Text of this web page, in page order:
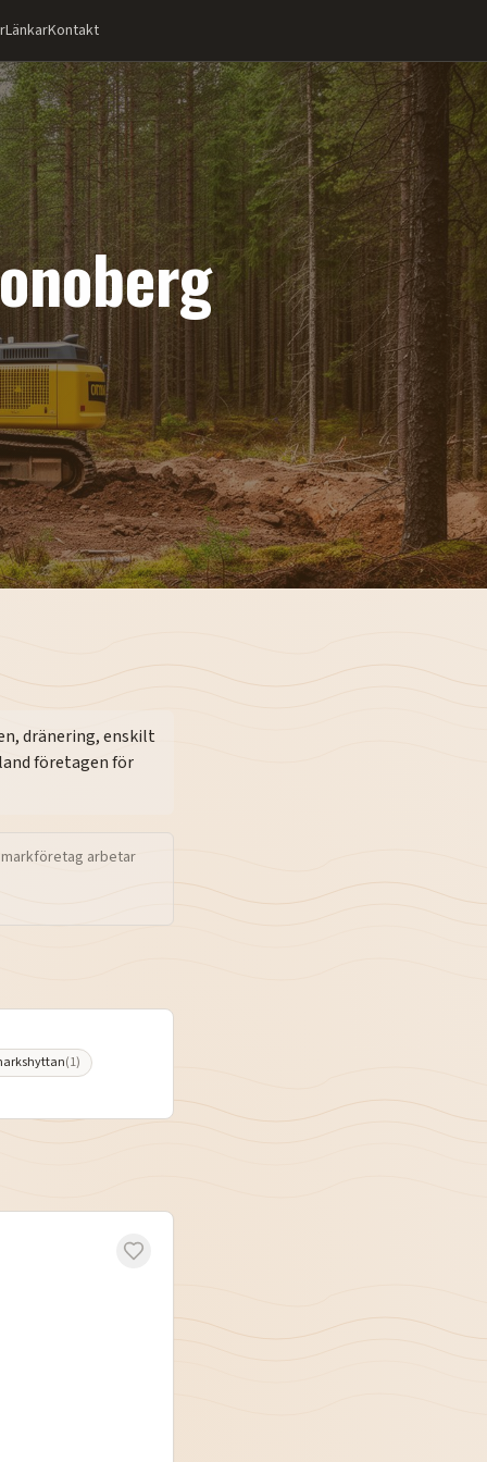
LänkarKontakt
dränering, enskilt
företagen för
arbetar
(1)